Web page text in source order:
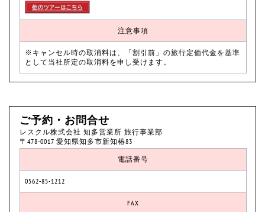
注意事項
※キャンセル時の取消料は、「割引前」の旅行定価代金を基準
として当社所定の取消料を申し受けます。
ご予約・お問合せ
レスクル株式会社 知多営業所 旅行事業部
〒478-0017 愛知県知多市新知椿83
電話番号
0562-85-1212
FAX